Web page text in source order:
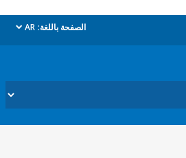
الصفحة باللغة: AR
dropdown